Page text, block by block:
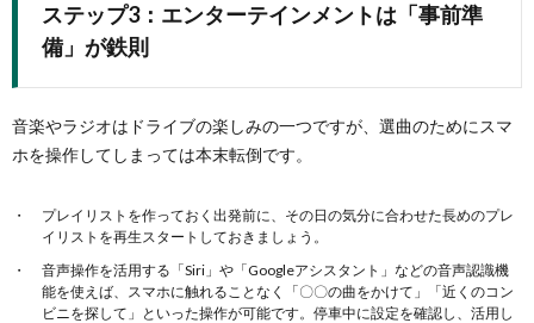
ステップ3：エンターテインメントは「事前準
備」が鉄則
音楽やラジオはドライブの楽しみの一つですが、選曲のためにスマ
ホを操作してしまっては本末転倒です。
プレイリストを作っておく出発前に、その日の気分に合わせた長めのプレ
イリストを再生スタートしておきましょう。
音声操作を活用する「Siri」や「Googleアシスタント」などの音声認識機
能を使えば、スマホに触れることなく「〇〇の曲をかけて」「近くのコン
ビニを探して」といった操作が可能です。停車中に設定を確認し、活用し